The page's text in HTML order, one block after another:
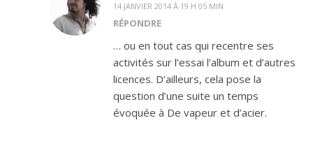
14 JANVIER 2014 À 19 H 05 MIN
RÉPONDRE
… ou en tout cas qui recentre ses
activités sur l’essai l’album et d’autres
licences. D’ailleurs, cela pose la
question d’une suite un temps
évoquée à De vapeur et d’acier.